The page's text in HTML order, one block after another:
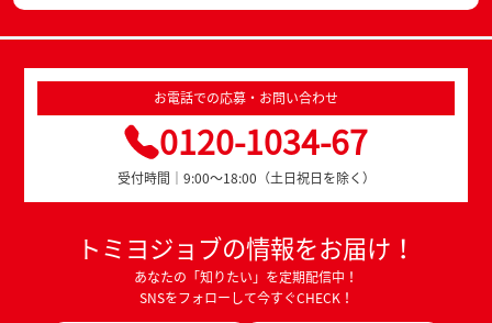
お電話での応募・お問い合わせ
0120-1034-67
受付時間｜9:00～18:00（土日祝日を除く）
トミヨジョブの情報をお届け！
あなたの「知りたい」を定期配信中！
SNSをフォローして今すぐCHECK！